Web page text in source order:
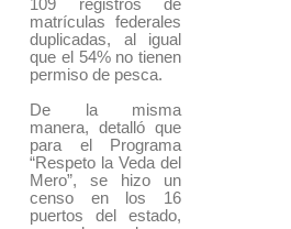
109 registros de
matrículas federales
duplicadas, al igual
que el 54% no tienen
permiso de pesca.
De la misma
manera, detalló que
para el Programa
“Respeto la Veda del
Mero”, se hizo un
censo en los 16
puertos del estado,